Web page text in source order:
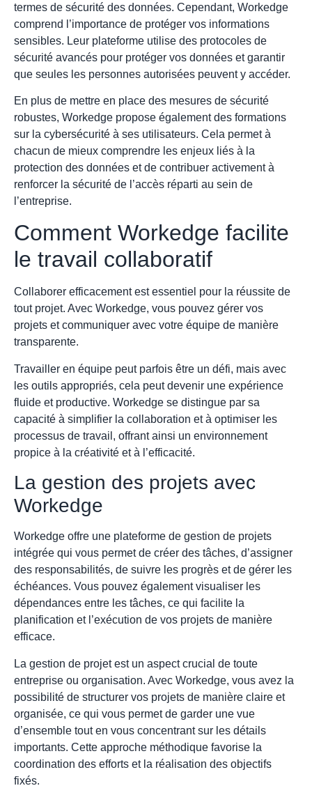
termes de sécurité des données. Cependant, Workedge
comprend l’importance de protéger vos informations
sensibles. Leur plateforme utilise des protocoles de
sécurité avancés pour protéger vos données et garantir
que seules les personnes autorisées peuvent y accéder.
En plus de mettre en place des mesures de sécurité
robustes, Workedge propose également des formations
sur la cybersécurité à ses utilisateurs. Cela permet à
chacun de mieux comprendre les enjeux liés à la
protection des données et de contribuer activement à
renforcer la sécurité de l’accès réparti au sein de
l’entreprise.
Comment Workedge facilite
le travail collaboratif
Collaborer efficacement est essentiel pour la réussite de
tout projet. Avec Workedge, vous pouvez gérer vos
projets et communiquer avec votre équipe de manière
transparente.
Travailler en équipe peut parfois être un défi, mais avec
les outils appropriés, cela peut devenir une expérience
fluide et productive. Workedge se distingue par sa
capacité à simplifier la collaboration et à optimiser les
processus de travail, offrant ainsi un environnement
propice à la créativité et à l’efficacité.
La gestion des projets avec
Workedge
Workedge offre une plateforme de gestion de projets
intégrée qui vous permet de créer des tâches, d’assigner
des responsabilités, de suivre les progrès et de gérer les
échéances. Vous pouvez également visualiser les
dépendances entre les tâches, ce qui facilite la
planification et l’exécution de vos projets de manière
efficace.
La gestion de projet est un aspect crucial de toute
entreprise ou organisation. Avec Workedge, vous avez la
possibilité de structurer vos projets de manière claire et
organisée, ce qui vous permet de garder une vue
d’ensemble tout en vous concentrant sur les détails
importants. Cette approche méthodique favorise la
coordination des efforts et la réalisation des objectifs
fixés.